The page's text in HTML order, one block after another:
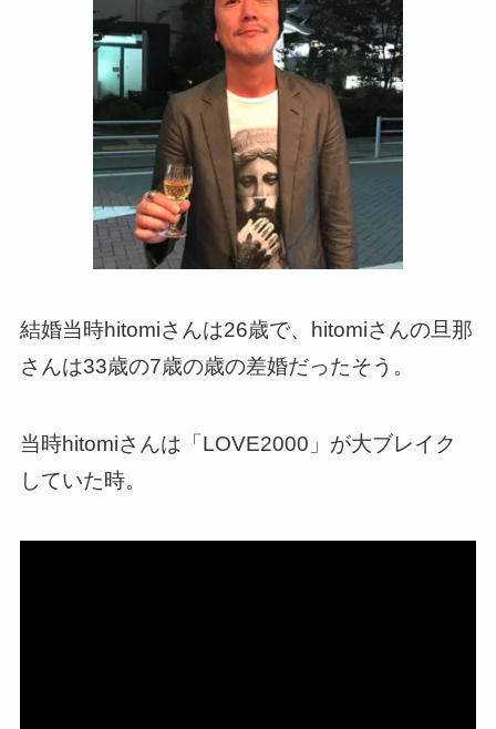
結婚当時hitomiさんは26歳で、hitomiさんの旦那
さんは33歳の7歳の歳の差婚だったそう。
当時hitomiさんは「LOVE2000」が大ブレイク
していた時。